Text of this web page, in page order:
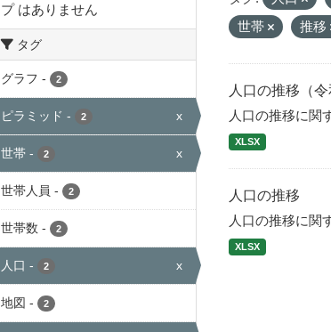
プ はありません
タグ
グラフ - 2
ピラミッド - 2 x
世帯 - 2 x
世帯人員 - 2
世帯数 - 2
人口 - 2 x
地図 - 2
世帯
推移
人口の推移（令
人口の推移に関
XLSX
人口の推移
人口の推移に関
XLSX